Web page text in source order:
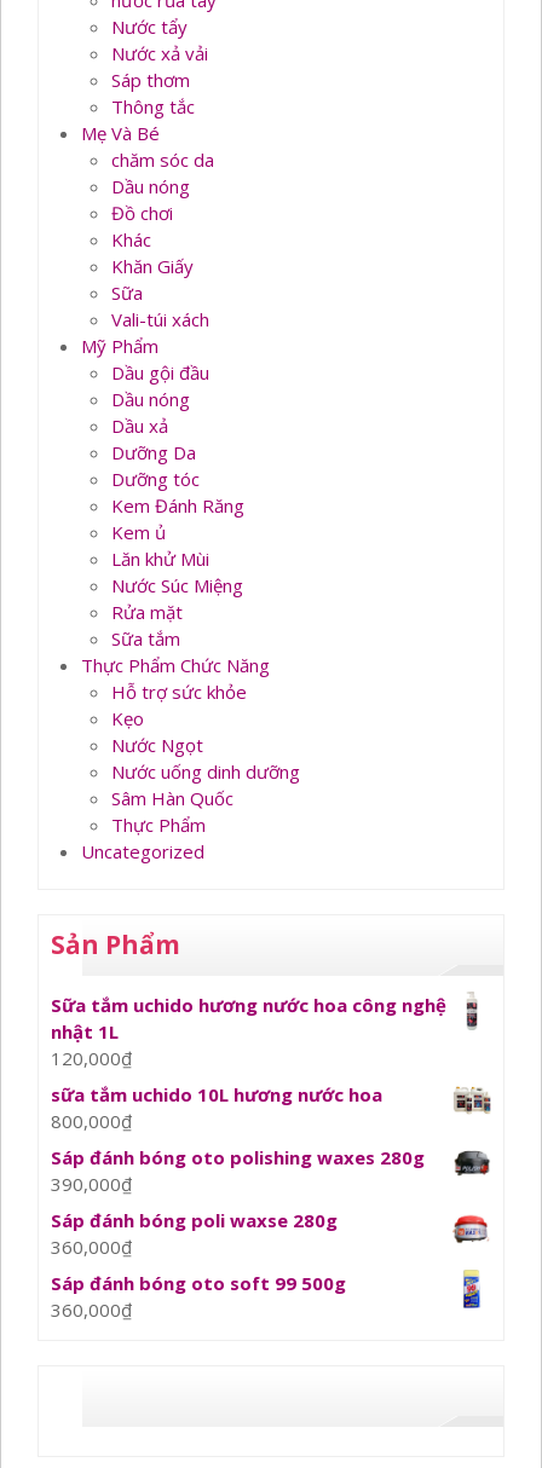
Nước tẩy
Nước xả vải
Sáp thơm
Thông tắc
Mẹ Và Bé
chăm sóc da
Dầu nóng
Đồ chơi
Khác
Khăn Giấy
Sữa
Vali-túi xách
Mỹ Phẩm
Dầu gội đầu
Dầu nóng
Dầu xả
Dưỡng Da
Dưỡng tóc
Kem Đánh Răng
Kem ủ
Lăn khử Mùi
Nước Súc Miệng
Rửa mặt
Sữa tắm
Thực Phẩm Chức Năng
Hỗ trợ sức khỏe
Kẹo
Nước Ngọt
Nước uống dinh dưỡng
Sâm Hàn Quốc
Thực Phẩm
Uncategorized
Sản Phẩm
Sữa tắm uchido hương nước hoa công nghệ
nhật 1L
120,000₫
sữa tắm uchido 10L hương nước hoa
800,000₫
Sáp đánh bóng oto polishing waxes 280g
390,000₫
Sáp đánh bóng poli waxse 280g
360,000₫
Sáp đánh bóng oto soft 99 500g
360,000₫